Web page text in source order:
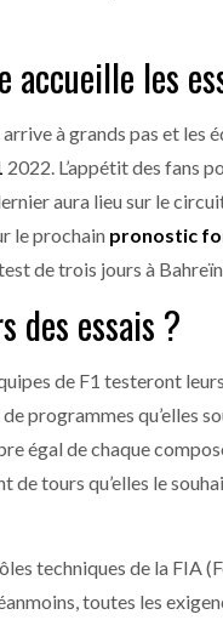
accueille les
à grands pas et les
2022. L’appétit des fans
aura lieu sur le
le prochain pronostic
de trois jours à
des essais ?
de F1 testeront
programmes qu’elles
égal de chaque
de tours qu’elles le
techniques de la FIA
toutes les